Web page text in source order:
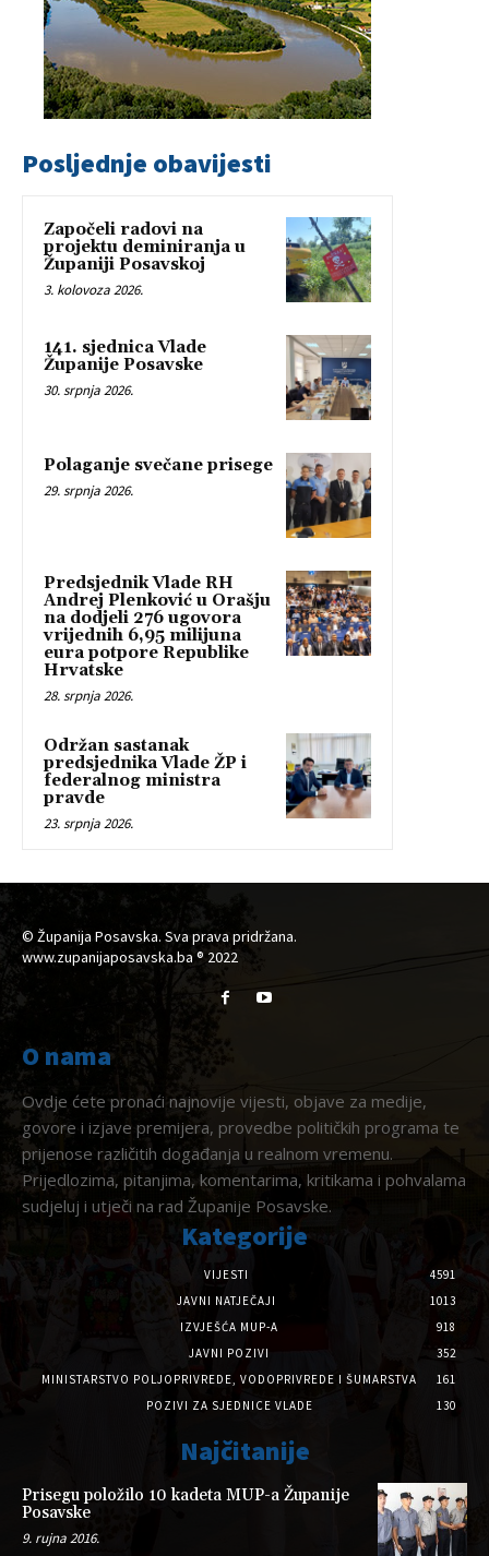
Posljednje obavijesti
Započeli radovi na
projektu deminiranja u
Županiji Posavskoj
3. kolovoza 2026.
141. sjednica Vlade
Županije Posavske
30. srpnja 2026.
Polaganje svečane prisege
29. srpnja 2026.
Predsjednik Vlade RH
Andrej Plenković u Orašju
na dodjeli 276 ugovora
vrijednih 6,95 milijuna
eura potpore Republike
Hrvatske
28. srpnja 2026.
Održan sastanak
predsjednika Vlade ŽP i
federalnog ministra
pravde
23. srpnja 2026.
© Županija Posavska. Sva prava pridržana.
www.zupanijaposavska.ba ® 2022
O nama
Ovdje ćete pronaći najnovije vijesti, objave za medije,
govore i izjave premijera, provedbe političkih programa te
prijenose različitih događanja u realnom vremenu.
Prijedlozima, pitanjima, komentarima, kritikama i pohvalama
sudjeluj i utječi na rad Županije Posavske.
Kategorije
VIJESTI
4591
JAVNI NATJEČAJI
1013
IZVJEŠĆA MUP-A
918
JAVNI POZIVI
352
MINISTARSTVO POLJOPRIVREDE, VODOPRIVREDE I ŠUMARSTVA
161
POZIVI ZA SJEDNICE VLADE
130
Najčitanije
Prisegu položilo 10 kadeta MUP-a Županije
Posavske
9. rujna 2016.